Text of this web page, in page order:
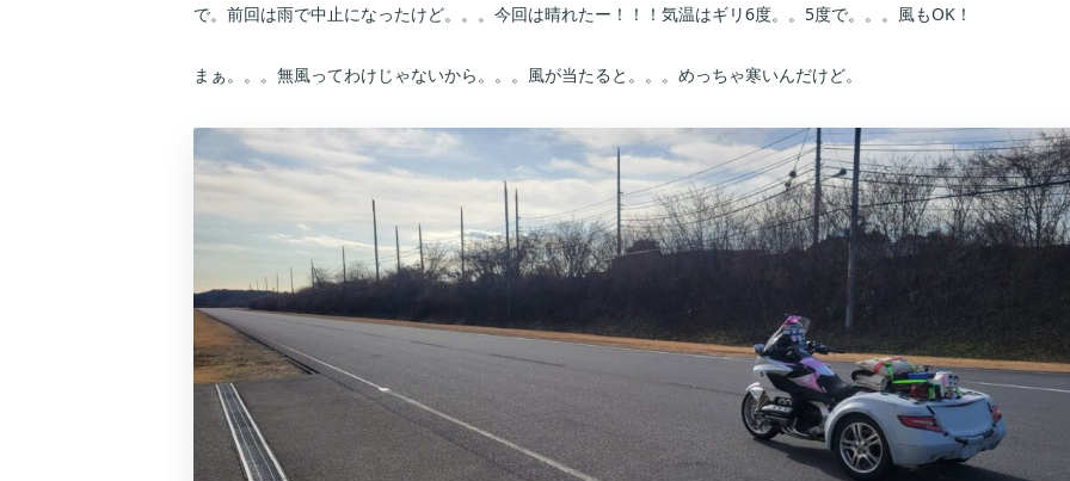
で。前回は雨で中止になったけど。。。今回は晴れたー！！！気温はギリ6度。。5度で。。。風もOK！
まぁ。。。無風ってわけじゃないから。。。風が当たると。。。めっちゃ寒いんだけど。